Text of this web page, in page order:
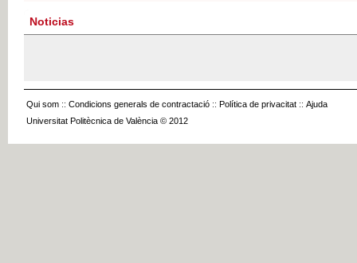
Noticias
Qui som :: Condicions generals de contractació :: Política de privacitat :: Ajuda
Universitat Politècnica de València © 2012